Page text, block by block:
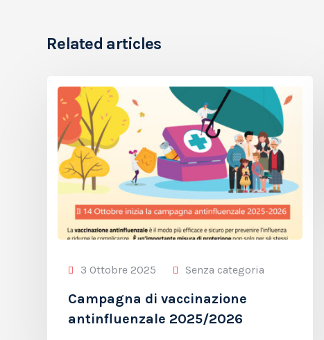
Related articles
3 Ottobre 2025 Senza categoria
Campagna di vaccinazione
antinfluenzale 2025/2026